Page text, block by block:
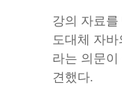
강의 자료
도대체 자바
라는 의문
견했다.